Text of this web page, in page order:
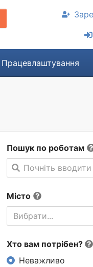
Працевлаштування
Пошук по роботам
Почніть
Місто
Вибрати...
Хто вам потрібен?
Неважливо